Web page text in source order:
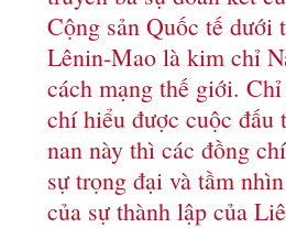
Cộng sản Quốc tế dưới
Lênin-Mao là kim chỉ
cách mạng thế giới.
chí hiểu được cuộc đấu
nan này thì các đồng
sự trọng đại và tầm
của sự thành lập của